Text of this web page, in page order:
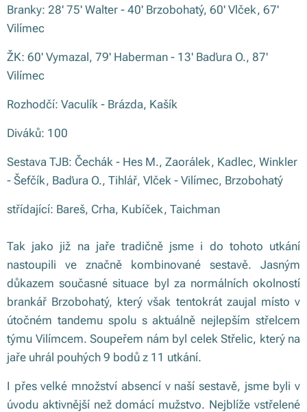
Branky: 28' 75' Walter - 40' Brzobohatý, 60' Vlček, 67'
Vilímec
ŽK: 60' Vymazal, 79' Haberman - 13' Baďura O., 87'
Vilímec
Rozhodčí: Vaculík - Brázda, Kašík
Diváků: 100
Sestava TJB: Čechák - Hes M., Zaorálek, Kadlec, Winkler
- Šefčík, Baďura O., Tihlář, Vlček - Vilímec, Brzobohatý
střídající: Bareš, Crha, Kubíček, Taichman
Tak jako již na jaře tradičně jsme i do tohoto utkání
nastoupili ve značně kombinované sestavě. Jasným
důkazem současné situace byl za normálních okolností
brankář Brzobohatý, který však tentokrát zaujal místo v
útočném tandemu spolu s aktuálně nejlepším střelcem
týmu Vilímcem. Soupeřem nám byl celek Střelic, který na
jaře uhrál pouhých 9 bodů z 11 utkání.
I přes velké množství absencí v naší sestavě, jsme byli v
úvodu aktivnější než domácí mužstvo. Nejblíže vstřelené